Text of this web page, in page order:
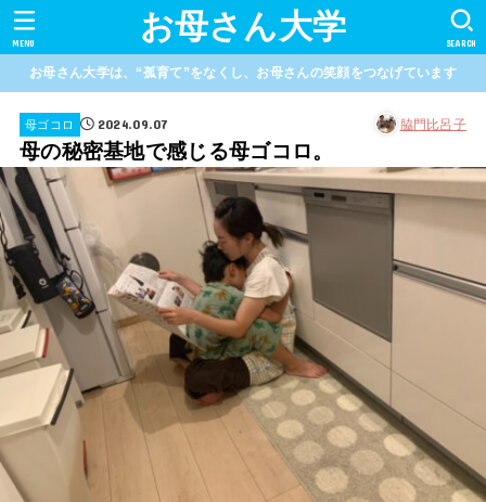
お母さん大学 SEARCH
MENU
お母さん大学は、“孤育て”をなくし、お母さんの笑顔をつなげています
母ゴコロ 2024.09.07 脇門比呂子
母の秘密基地で感じる母ゴコロ。